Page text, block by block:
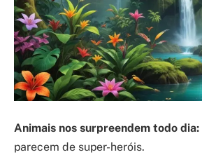
Animais nos surpreendem todo dia:
parecem de super-heróis.